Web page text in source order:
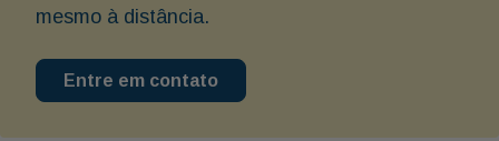
mesmo à distância.
Entre em contato